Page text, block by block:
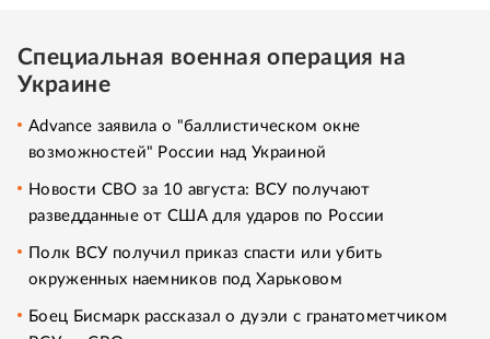
Специальная военная операция на
Украине
Advance заявила о "баллистическом окне
возможностей" России над Украиной
Новости СВО за 10 августа: ВСУ получают
разведданные от США для ударов по России
Полк ВСУ получил приказ спасти или убить
окруженных наемников под Харьковом
Боец Бисмарк рассказал о дуэли с гранатометчиком